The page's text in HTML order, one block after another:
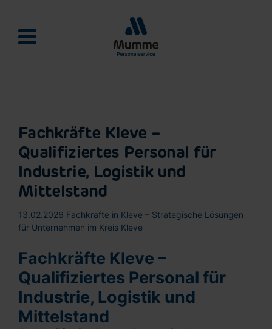
Mumme Personalservie
Fachkräfte Kleve –
Qualifiziertes Personal für
Industrie, Logistik und
Mittelstand
13.02.2026 Fachkräfte in Kleve – Strategische Lösungen
für Unternehmen im Kreis Kleve
Fachkräfte Kleve –
Qualifiziertes Personal für
Industrie, Logistik und
Mittelstand